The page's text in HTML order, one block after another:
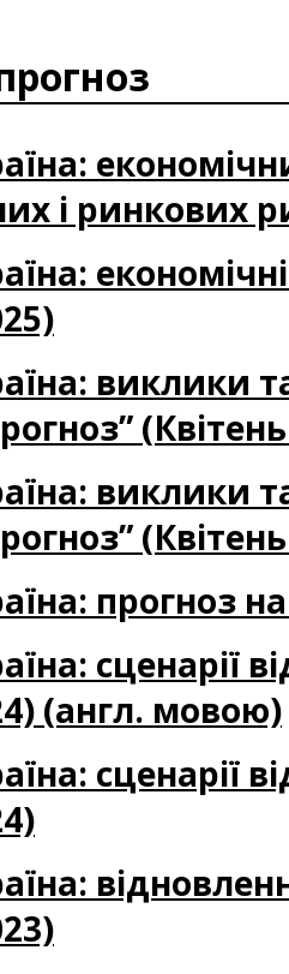
і ринкових
виклики
виклики
прогноз
сценарії
(англ. мовою)
сценарії